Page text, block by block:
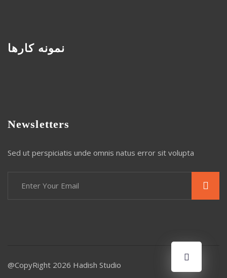
نمونه کارها
Newsletters
Sed ut perspiciatis unde omnis natus error sit volupta
@CopyRight 2026 Hadish Studio